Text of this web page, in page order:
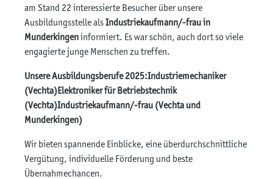
am Stand 22 interessierte Besucher über unsere
Ausbildungsstelle als Industriekaufmann/-frau in
Munderkingen informiert. Es war schön, auch dort so viele
engagierte junge Menschen zu treffen.
Unsere Ausbildungsberufe 2025:Industriemechaniker
(Vechta) Elektroniker für Betriebstechnik
(Vechta)Industriekaufmann/-frau (Vechta und
Munderkingen)
Wir bieten spannende Einblicke, eine überdurchschnittliche
Vergütung, individuelle Förderung und beste
Übernahmechancen.